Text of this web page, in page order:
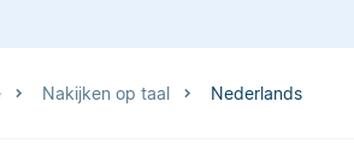
Nakijken op taal Nederlands